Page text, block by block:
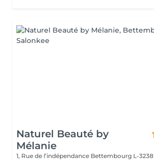
Naturel Beauté by
Mélanie
1, Rue de l’indépendance Bettembourg L-3238